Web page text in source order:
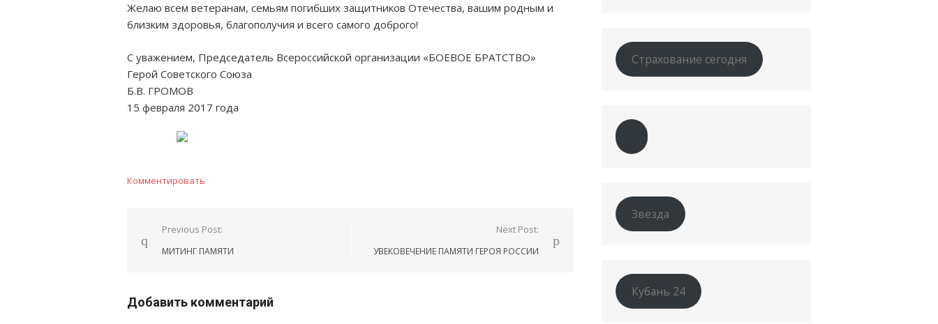
Желаю всем ветеранам, семьям погибших защитников Отечества, вашим родным и
близким здоровья, благополучия и всего самого доброго!
С уважением, Председатель Всероссийской организации «БОЕВОЕ БРАТСТВО»
Герой Советского Союза
Б.В. ГРОМОВ
15 февраля 2017 года
Комментировать
Навигация
по
Previous Post:
МИТИНГ ПАМЯТИ
Next Post:
УВЕКОВЕЧЕНИЕ ПАМЯТИ ГЕРОЯ РОССИИ
Добавить комментарий
Страхование сегодня
Звезда
Кубань 24